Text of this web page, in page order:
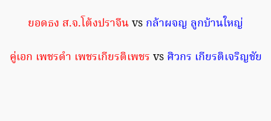
ยอดธง ส.จ.โต้งปราจีนvs กล้าผจญ ลูกบ้านใหญ่
คู่เอก เพชรดำ เพชรเกียรติเพชร vs ศิวกร เกียรติเจริญชัย